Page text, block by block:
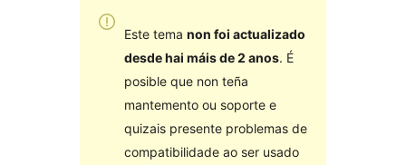
Este tema non foi actualizado
desde hai máis de 2 anos. É
posible que non teña
mantemento ou soporte e
quizais presente problemas de
compatibilidade ao ser usado